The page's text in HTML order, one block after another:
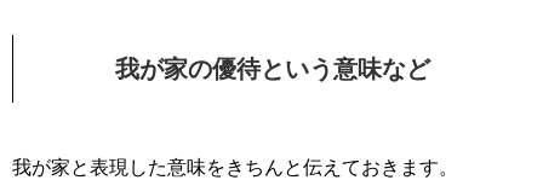
我が家の優待という意味など
我が家と表現した意味をきちんと伝えておきます。